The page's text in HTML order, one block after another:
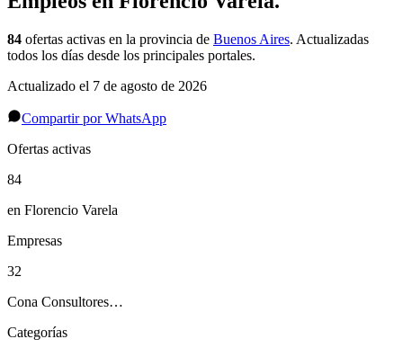
84 ofertas activas en la provincia de Buenos Aires. Actualizadas
todos los días desde los principales portales.
Actualizado el 7 de agosto de 2026
Compartir por WhatsApp
Ofertas activas
84
en Florencio Varela
Empresas
32
Cona Consultores…
Categorías